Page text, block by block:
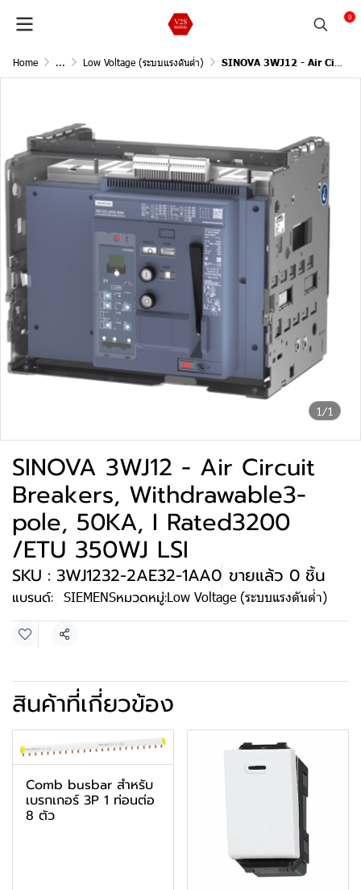
0
Home ... Low Voltage (ระบบแรงดันต่ำ) SINOVA 3WJ12 - Air Circuit Breakers, Withdrawable3-pole, 50KA, I Rated3200 /ETU 350WJ LSI
1/1
SINOVA 3WJ12 - Air Circuit
Breakers, Withdrawable3-
pole, 50KA, I Rated3200
/ETU 350WJ LSI
SKU : 3WJ1232-2AE32-1AA0 ขายแล้ว 0 ชิ้น
แบรนด์: SIEMENSหมวดหมู่:Low Voltage (ระบบแรงดันต่ำ)
แชร์
สินค้าที่เกี่ยวข้อง
Comb busbar สำหรับ
เบรกเกอร์ 3P 1 ท่อนต่อ
8 ตัว